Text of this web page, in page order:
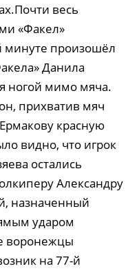
весь
«Факел»
минуте произошёл
Данила
ногой мимо мяча.
прихватив мяч
красную
видно, что игрок
остались
Александру
назначенный
ударом
воронежцы
на 77-й